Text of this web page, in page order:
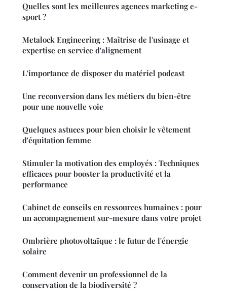
Quelles sont les meilleures agences marketing e-
sport ?
Metalock Engineering : Maîtrise de l'usinage et
expertise en service d'alignement
L'importance de disposer du matériel podcast
Une reconversion dans les métiers du bien-être
pour une nouvelle voie
Quelques astuces pour bien choisir le vêtement
d'équitation femme
Stimuler la motivation des employés : Techniques
efficaces pour booster la productivité et la
performance
Cabinet de conseils en ressources humaines : pour
un accompagnement sur-mesure dans votre projet
Ombrière photovoltaïque : le futur de l'énergie
solaire
Comment devenir un professionnel de la
conservation de la biodiversité ?